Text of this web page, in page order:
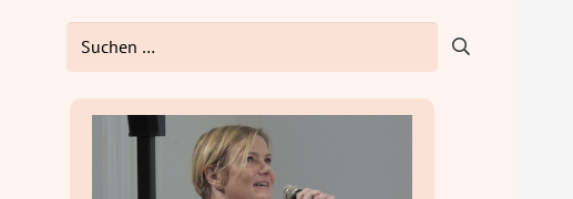
Suchen
nach: